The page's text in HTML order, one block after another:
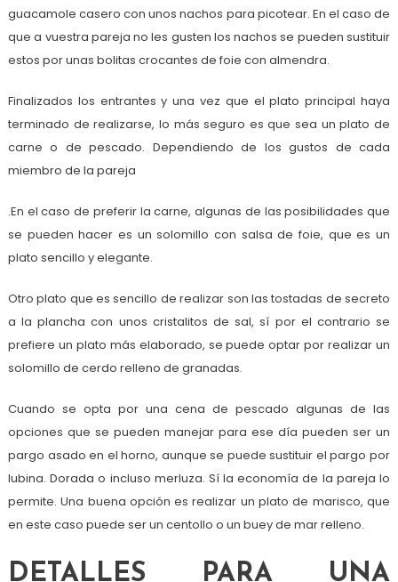
guacamole casero con unos nachos para picotear. En el caso de
que a vuestra pareja no les gusten los nachos se pueden sustituir
estos por unas bolitas crocantes de foie con almendra.
Finalizados los entrantes y una vez que el plato principal haya
terminado de realizarse, lo más seguro es que sea un plato de
carne o de pescado. Dependiendo de los gustos de cada
miembro de la pareja
.En el caso de preferir la carne, algunas de las posibilidades que
se pueden hacer es un solomillo con salsa de foie, que es un
plato sencillo y elegante.
Otro plato que es sencillo de realizar son las tostadas de secreto
a la plancha con unos cristalitos de sal, sí por el contrario se
prefiere un plato más elaborado, se puede optar por realizar un
solomillo de cerdo relleno de granadas.
Cuando se opta por una cena de pescado algunas de las
opciones que se pueden manejar para ese día pueden ser un
pargo asado en el horno, aunque se puede sustituir el pargo por
lubina. Dorada o incluso merluza. Sí la economía de la pareja lo
permite. Una buena opción es realizar un plato de marisco, que
en este caso puede ser un centollo o un buey de mar relleno.
DETALLES PARA UNA